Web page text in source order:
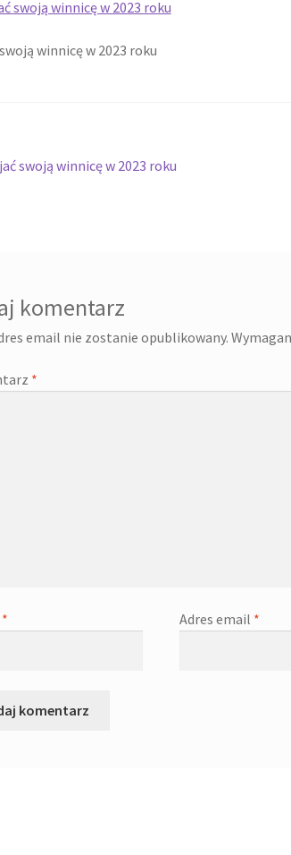
winnicę w 2023 roku
swoją winnicę w 2023 roku
komentarz
email nie zostanie opublikowany.
*
* Adres email *